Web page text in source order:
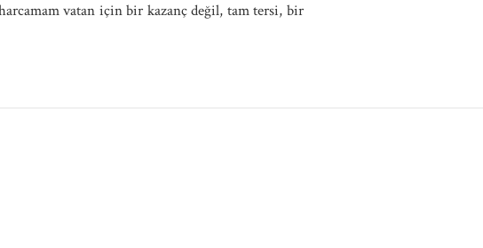
vatan için bir kazanç değil, tam tersi, bir